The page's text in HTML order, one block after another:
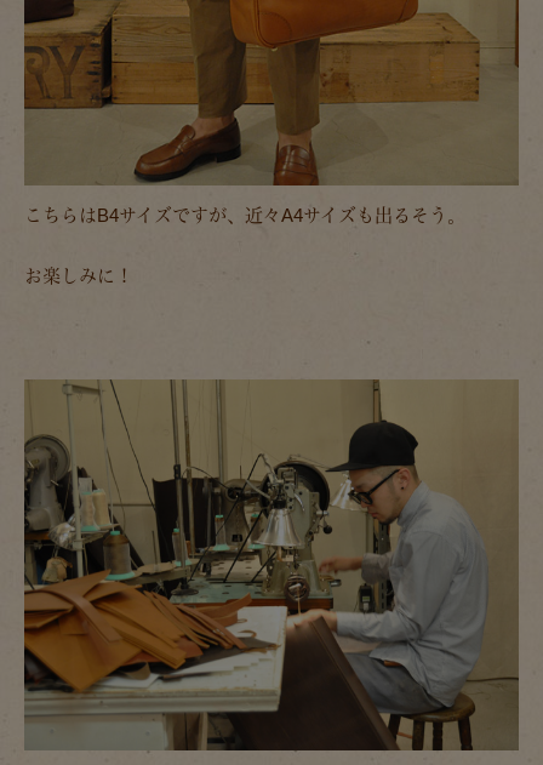
こちらはB4サイズですが、近々A4サイズも出るそう。
お楽しみに！